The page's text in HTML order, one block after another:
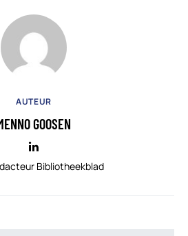
AUTEUR
GOOSEN
Bibliotheekblad